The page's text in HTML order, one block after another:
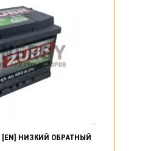
А [EN] НИЗКИЙ ОБРАТНЫЙ